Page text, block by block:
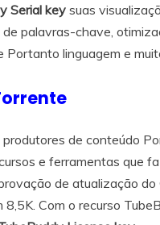
Serial key suas
palavras-chave,
linguagem e
de conteúdo
e ferramentas que
de atualização
Com o recurso